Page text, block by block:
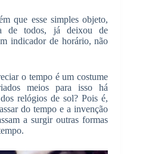
que esse simples objeto,
de todos, já deixou de
indicador de horário, não
o tempo é um costume
meios para isso há
relógios de sol? Pois é,
do tempo e a invenção
a surgir outras formas